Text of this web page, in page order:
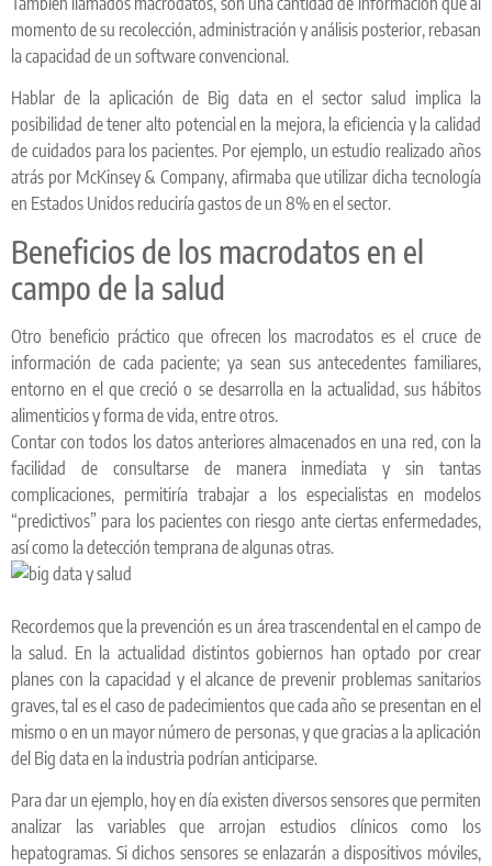
momento de su recolección, administración y análisis posterior, rebasan
la capacidad de un software convencional.
Hablar de la aplicación de Big data en el sector salud implica la
posibilidad de tener alto potencial en la mejora, la eficiencia y la calidad
de cuidados para los pacientes. Por ejemplo, un estudio realizado años
atrás por McKinsey & Company, afirmaba que utilizar dicha tecnología
en Estados Unidos reduciría gastos de un 8% en el sector.
Beneficios de los macrodatos en el
campo de la salud
Otro beneficio práctico que ofrecen los macrodatos es el cruce de
información de cada paciente; ya sean sus antecedentes familiares,
entorno en el que creció o se desarrolla en la actualidad, sus hábitos
alimenticios y forma de vida, entre otros.
Contar con todos los datos anteriores almacenados en una red, con la
facilidad de consultarse de manera inmediata y sin tantas
complicaciones, permitiría trabajar a los especialistas en modelos
“predictivos” para los pacientes con riesgo ante ciertas enfermedades,
así como la detección temprana de algunas otras.
Recordemos que la prevención es un área trascendental en el campo de
la salud. En la actualidad distintos gobiernos han optado por crear
planes con la capacidad y el alcance de prevenir problemas sanitarios
graves, tal es el caso de padecimientos que cada año se presentan en el
mismo o en un mayor número de personas, y que gracias a la aplicación
del Big data en la industria podrían anticiparse.
Para dar un ejemplo, hoy en día existen diversos sensores que permiten
analizar las variables que arrojan estudios clínicos como los
hepatogramas. Si dichos sensores se enlazarán a dispositivos móviles,